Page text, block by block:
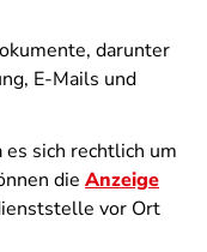
darunter
E-Mails und
sich rechtlich um
die Anzeige
vor Ort